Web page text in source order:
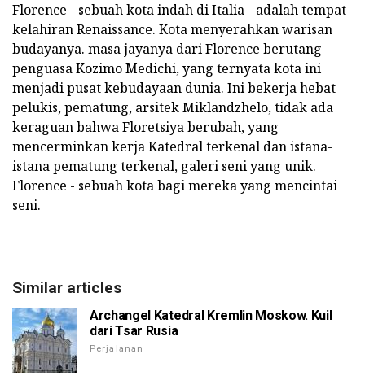
Florence - sebuah kota indah di Italia - adalah tempat
kelahiran Renaissance. Kota menyerahkan warisan
budayanya. masa jayanya dari Florence berutang
penguasa Kozimo Medichi, yang ternyata kota ini
menjadi pusat kebudayaan dunia. Ini bekerja hebat
pelukis, pematung, arsitek Miklandzhelo, tidak ada
keraguan bahwa Floretsiya berubah, yang
mencerminkan kerja Katedral terkenal dan istana-
istana pematung terkenal, galeri seni yang unik.
Florence - sebuah kota bagi mereka yang mencintai
seni.
Similar articles
Archangel Katedral Kremlin Moskow. Kuil
dari Tsar Rusia
Perjalanan